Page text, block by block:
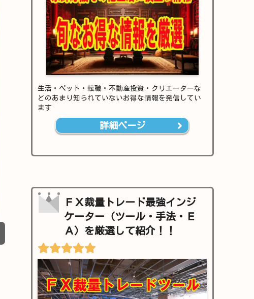
生活・ペット・転職・不動産投資・クリエーターな
どのあまり知られていないお得な情報を発信してい
ます
詳細ページ
ＦＸ裁量トレード最強インジ
ケーター（ツール・手法・Ｅ
Ａ）を厳選して紹介！！